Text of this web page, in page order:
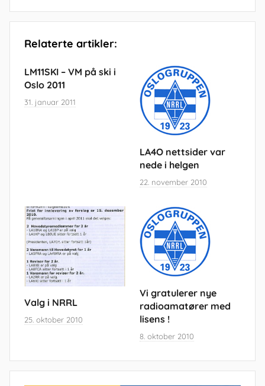
Relaterte artikler:
LM11SKI – VM på ski i
Oslo 2011
31. januar 2011
LA4O nettsider var
nede i helgen
22. november 2010
Valg i NRRL
25. oktober 2010
Vi gratulerer nye
radioamatører med
lisens !
8. oktober 2010